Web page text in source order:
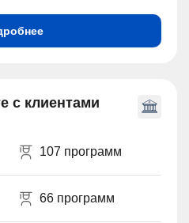
с клиентами
107 программ
66 программ